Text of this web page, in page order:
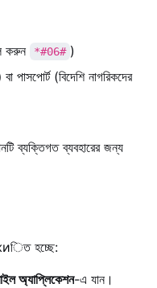
করুন *#06# )
বা পাসপোর্ট (বিদেশি নাগরিকদের
ব্যক্তিগত ব্যবহারের জন্য
হচ্ছে:
অ্যাপ্লিকেশন-এ যান।